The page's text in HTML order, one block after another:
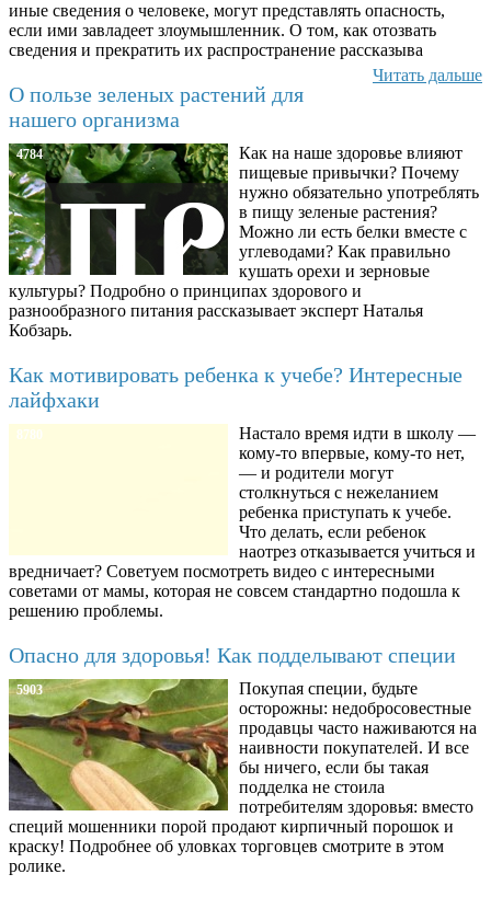
иные сведения о человеке, могут представлять опасность,
если ими завладеет злоумышленник. О том, как отозвать
сведения и прекратить их распространение рассказыва
Читать дальше
О пользе зеленых растений для
нашего организма
4784
Как на наше здоровье влияют
пищевые привычки? Почему
нужно обязательно употреблять
в пищу зеленые растения?
Можно ли есть белки вместе с
углеводами? Как правильно
кушать орехи и зерновые
культуры? Подробно о принципах здорового и
разнообразного питания рассказывает эксперт Наталья
Кобзарь.
Как мотивировать ребенка к учебе? Интересные
лайфхаки
8780
Настало время идти в школу —
кому-то впервые, кому-то нет,
— и родители могут
столкнуться с нежеланием
ребенка приступать к учебе.
Что делать, если ребенок
наотрез отказывается учиться и
вредничает? Советуем посмотреть видео с интересными
советами от мамы, которая не совсем стандартно подошла к
решению проблемы.
Опасно для здоровья! Как подделывают специи
5903
Покупая специи, будьте
осторожны: недобросовестные
продавцы часто наживаются на
наивности покупателей. И все
бы ничего, если бы такая
подделка не стоила
потребителям здоровья: вместо
специй мошенники порой продают кирпичный порошок и
краску! Подробнее об уловках торговцев смотрите в этом
ролике.